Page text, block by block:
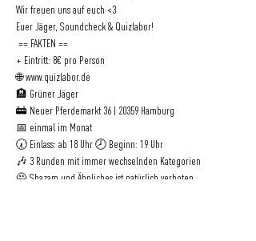
Wir freuen uns auf euch <3
Euer Jäger, Soundcheck & Quizlabor!
== FAKTEN ==
+ Eintritt: 8€ pro Person
🌐 www.quizlabor.de
🏨 Grüner Jäger
🚋 Neuer Pferdemarkt 36 | 20359 Hamburg
📅 einmal im Monat
🕢 Einlass: ab 18 Uhr 🕗 Beginn: 19 Uhr
🎶 3 Runden mit immer wechselnden Kategorien
🙅 Shazam und Ähnliches ist natürlich verboten